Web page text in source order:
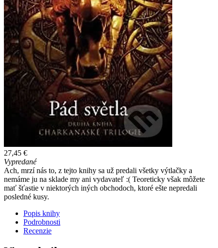
27,45 €
Vypredané
Ach, mrzí nás to, z tejto knihy sa už predali všetky výtlačky a
nemáme ju na sklade my ani vydavateľ :( Teoreticky však môžete
mať šťastie v niektorých iných obchodoch, ktoré ešte nepredali
posledné kusy.
Popis knihy
Podrobnosti
Recenzie